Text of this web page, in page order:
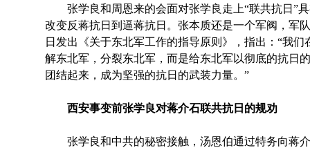
张学良和周恩来的会面对张学良走上“联共抗日”具
改变反蒋抗日到逼蒋抗日。张本质还是一个军阀，军
日发出《关于东北军工作的指导原则》，指出：“我
解东北军，分裂东北军，而是给东北军以彻底的抗日
团结起来，成为坚强的抗日的武装力量。”
西安事变前张学良对蒋介石联共抗日的规劝
张学良和中共的秘密接触，汤恩伯通过特务向蒋介